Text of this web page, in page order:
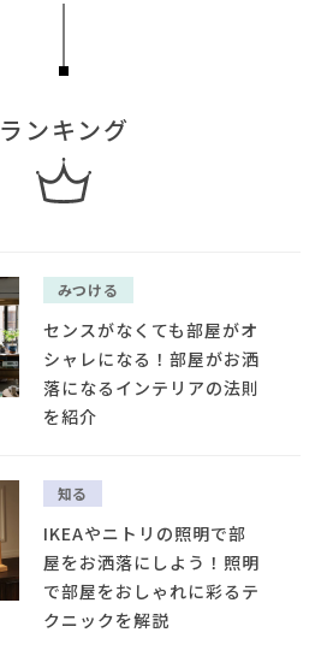
ランキング
みつける
センスがなくても部屋がオ
シャレになる！部屋がお洒
落になるインテリアの法則
を紹介
知る
IKEAやニトリの照明で部
屋をお洒落にしよう！照明
で部屋をおしゃれに彩るテ
クニックを解説